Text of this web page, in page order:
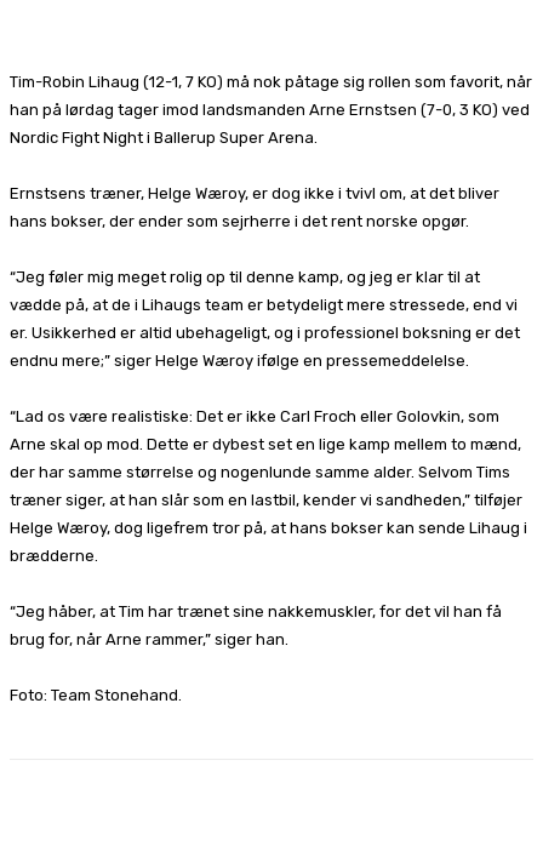
Tim-Robin Lihaug (12-1, 7 KO) må nok påtage sig rollen som favorit, når
han på lørdag tager imod landsmanden Arne Ernstsen (7-0, 3 KO) ved
Nordic Fight Night i Ballerup Super Arena.
Ernstsens træner, Helge Wæroy, er dog ikke i tvivl om, at det bliver
hans bokser, der ender som sejrherre i det rent norske opgør.
“Jeg føler mig meget rolig op til denne kamp, og jeg er klar til at
vædde på, at de i Lihaugs team er betydeligt mere stressede, end vi
er. Usikkerhed er altid ubehageligt, og i professionel boksning er det
endnu mere;” siger Helge Wæroy ifølge en pressemeddelelse.
“Lad os være realistiske: Det er ikke Carl Froch eller Golovkin, som
Arne skal op mod. Dette er dybest set en lige kamp mellem to mænd,
der har samme størrelse og nogenlunde samme alder. Selvom Tims
træner siger, at han slår som en lastbil, kender vi sandheden,” tilføjer
Helge Wæroy, dog ligefrem tror på, at hans bokser kan sende Lihaug i
brædderne.
“Jeg håber, at Tim har trænet sine nakkemuskler, for det vil han få
brug for, når Arne rammer,” siger han.
Foto: Team Stonehand.